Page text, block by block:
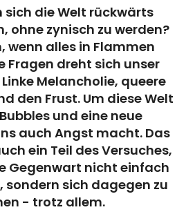
sich die Welt rückwärts
ohne zynisch zu werden?
wenn alles in Flammen
Fragen dreht sich unser
Melancholie, queere
den Frust. Um diese Welt
und eine neue
auch Angst macht. Das
ein Teil des Versuches,
Gegenwart nicht einfach
sondern sich dagegen zu
- trotz allem.